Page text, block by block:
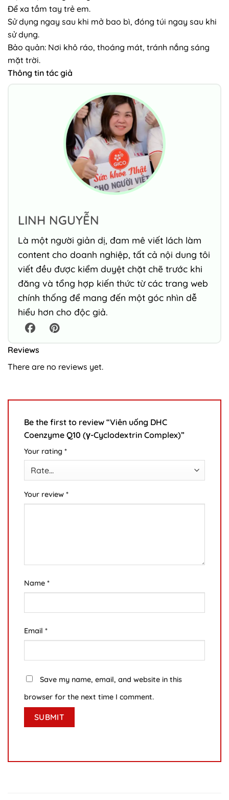
Để xa tầm tay trẻ em.
Sử dụng ngay sau khi mở bao bì, đóng túi ngay sau khi
sử dụng.
Bảo quản: Nơi khô ráo, thoáng mát, tránh nắng sáng
mặt trời.
Thông tin tác giả
LINH NGUYỄN
Là một người giản dị, đam mê viết lách làm
content cho doanh nghiệp, tất cả nội dung tôi
viết đều được kiểm duyệt chặt chẽ trước khi
đăng và tổng hợp kiến thức từ các trang web
chính thống để mang đến một góc nhìn dễ
hiểu hơn cho độc giả.
Reviews
There are no reviews yet.
Be the first to review “Viên uống DHC
Coenzyme Q10 (γ-Cyclodextrin Complex)”
Your rating *
Your review *
Name *
Email *
Save my name, email, and website in this
browser for the next time I comment.